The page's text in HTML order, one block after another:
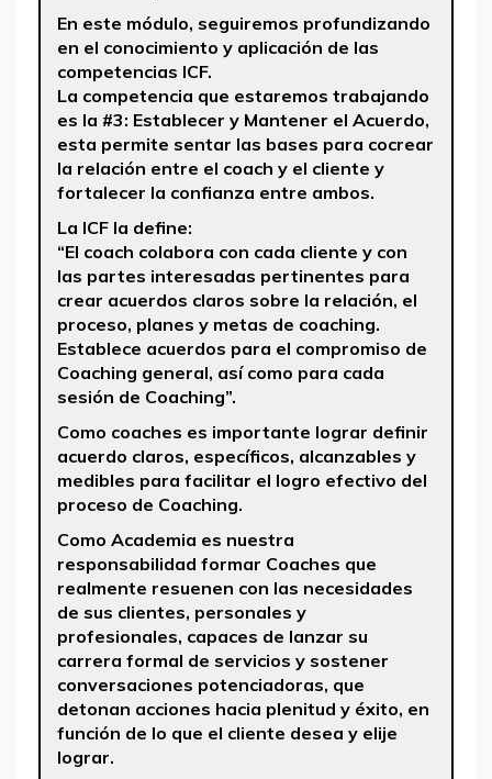
En este módulo, seguiremos profundizando
en el conocimiento y aplicación de las
competencias ICF.
La competencia que estaremos trabajando
es la #3: Establecer y Mantener el Acuerdo,
esta permite sentar las bases para cocrear
la relación entre el coach y el cliente y
fortalecer la confianza entre ambos.
La ICF la define:
“El coach colabora con cada cliente y con
las partes interesadas pertinentes para
crear acuerdos claros sobre la relación, el
proceso, planes y metas de coaching.
Establece acuerdos para el compromiso de
Coaching general, así como para cada
sesión de Coaching”.
Como coaches es importante lograr definir
acuerdo claros, específicos, alcanzables y
medibles para facilitar el logro efectivo del
proceso de Coaching.
Como Academia es nuestra
responsabilidad formar Coaches que
realmente resuenen con las necesidades
de sus clientes, personales y
profesionales, capaces de lanzar su
carrera formal de servicios y sostener
conversaciones potenciadoras, que
detonan acciones hacia plenitud y éxito, en
función de lo que el cliente desea y elije
lograr.